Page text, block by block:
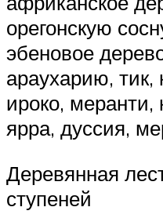
орегонскую
эбеновое
араухарию, тик,
ироко, меранти,
ярра, дуссия,
Деревянная
ступеней